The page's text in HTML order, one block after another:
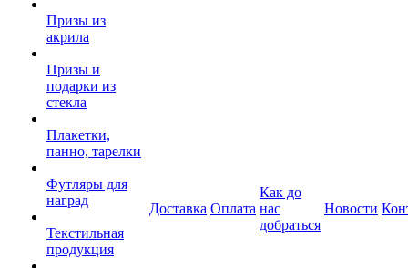
Призы из
акрила
Призы и
подарки из
стекла
Плакетки,
панно, тарелки
Футляры для
наград
Текстильная
продукция
Доставка Оплата
Как до
нас
добраться
Новости